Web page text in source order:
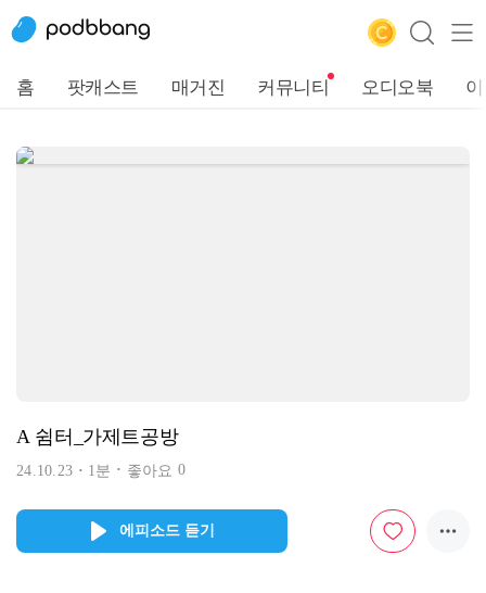
홈 팟캐스트 매거진 커뮤니티 오디오북
A 쉼터_가제트공방
24.10.23 1분 좋아요 0
에피소드 듣기